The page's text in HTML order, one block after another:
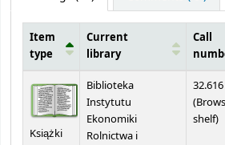
Item
type
Current
library
Call
Książki
Biblioteka
Instytutu
Ekonomiki
Rolnictwa i
32.616
(
shelf)